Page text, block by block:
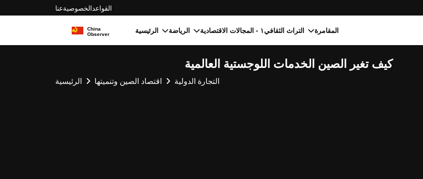
عناالخصوصيةالقواعد
الرئيسية الرياضة ١ - المجالات الاقتصاديةالتراث الثقافي المقامرة
كيف تغير الصين الخدمات اللوجستية العالمية
الرئيسية اقتصاد الصين وتنميتها التجارة الدولية